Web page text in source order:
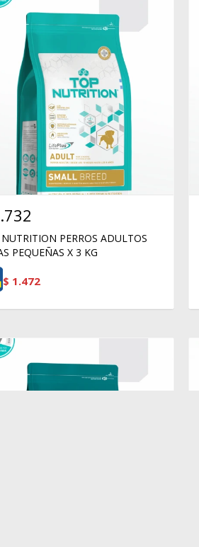
PERROS ADULTOS
PEQUEÑAS X 3 KG
$ 1.472